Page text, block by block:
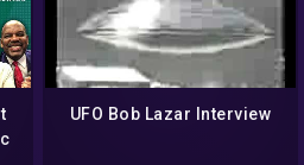
UFO Bob Lazar Interview